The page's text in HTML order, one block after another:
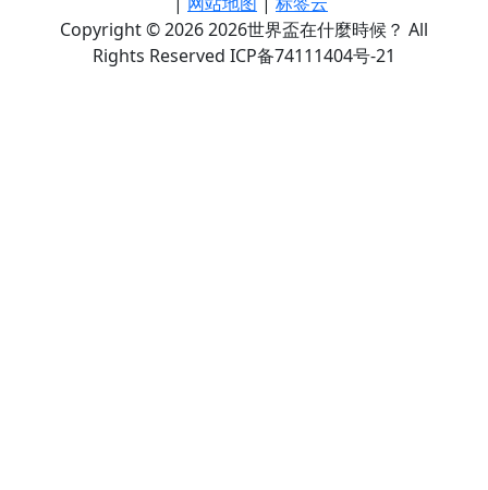
Copyright © 2026 2026世界盃在什麼時候？ All
Rights Reserved ICP备74111404号-21